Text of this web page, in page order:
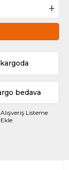
bedava
Alışveriş Listeme
Ekle